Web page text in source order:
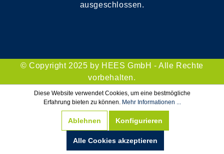
ausgeschlossen.
© Copyright 2025 by HEES GmbH - Alle Rechte
vorbehalten.
Diese Website verwendet Cookies, um eine bestmögliche
Erfahrung bieten zu können. Mehr Informationen ...
Ablehnen Konfigurieren
Alle Cookies akzeptieren